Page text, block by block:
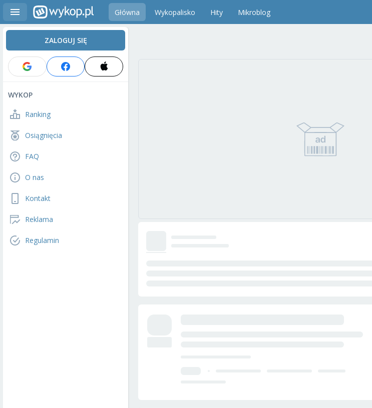
Główna Wykopalisko Hity Mikroblog
ZALOGUJ SIĘ
WYKOP
Ranking
Osiągnięcia
FAQ
O nas
Kontakt
Reklama
Regulamin